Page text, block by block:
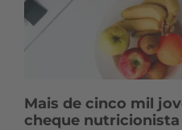
Mais de cinco mil
cheque